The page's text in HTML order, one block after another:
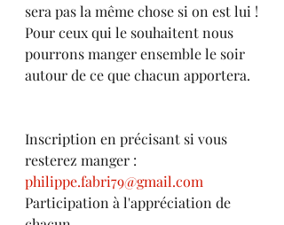
sera pas la même chose si on est lui !
Pour ceux qui le souhaitent nous
pourrons manger ensemble le soir
autour de ce que chacun apportera.
Inscription en précisant si vous
resterez manger :
philippe.fabri79@gmail.com
Participation à l'appréciation de